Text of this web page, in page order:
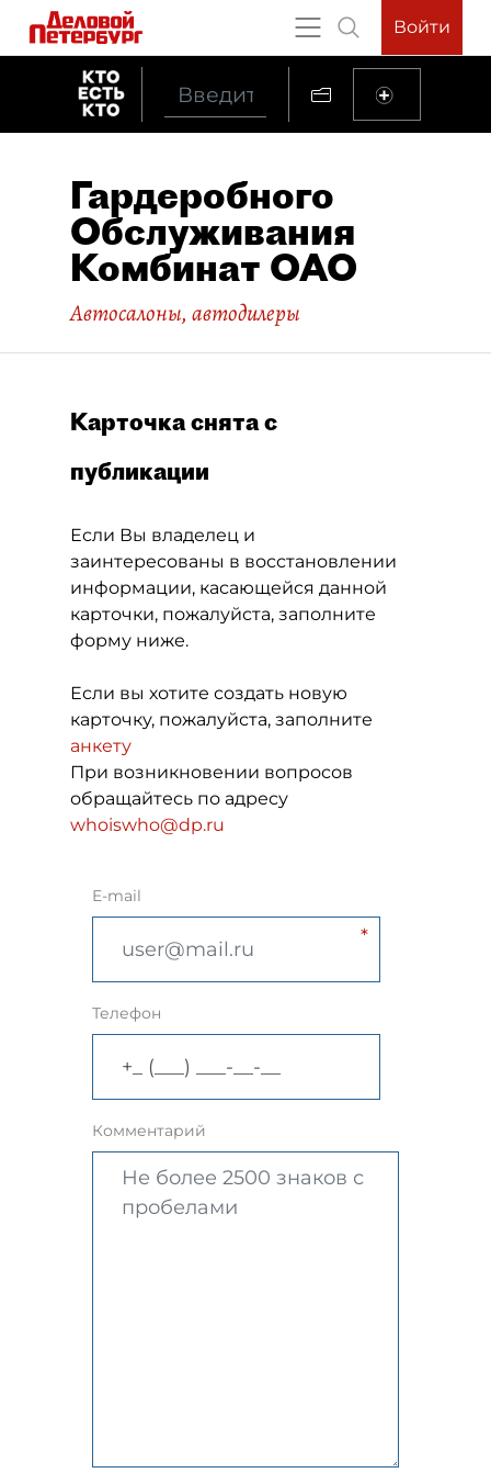
Войти
Гардеробного
Обслуживания
Комбинат ОАО
Автосалоны, автодилеры
Карточка снята с
публикации
Если Вы владелец и
заинтересованы в восстановлении
информации, касающейся данной
карточки, пожалуйста, заполните
форму ниже.
Если вы хотите создать новую
карточку, пожалуйста, заполните
анкету
При возникновении вопросов
обращайтесь по адресу
whoiswho@dp.ru
E-mail
Телефон
Комментарий